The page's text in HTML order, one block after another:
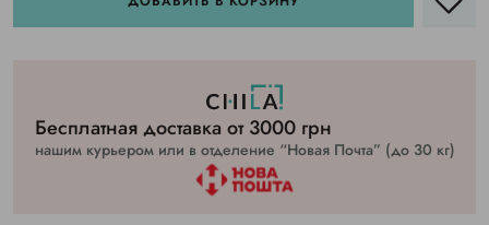
Бесплатная доставка от 3000 грн
нашим курьером или в отделение “Новая Почта” (до 30 кг)